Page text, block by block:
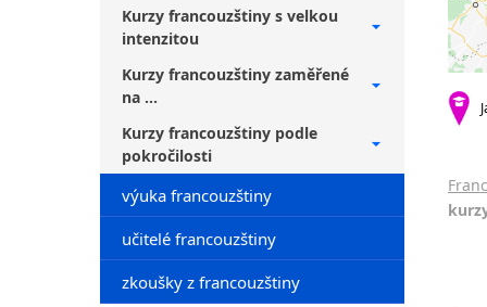
Kurzy francouzštiny s velkou
intenzitou
Kurzy francouzštiny zaměřené
na ...
Kurzy francouzštiny podle
pokročilosti
výuka francouzštiny
učitelé francouzštiny
zkoušky z francouzštiny